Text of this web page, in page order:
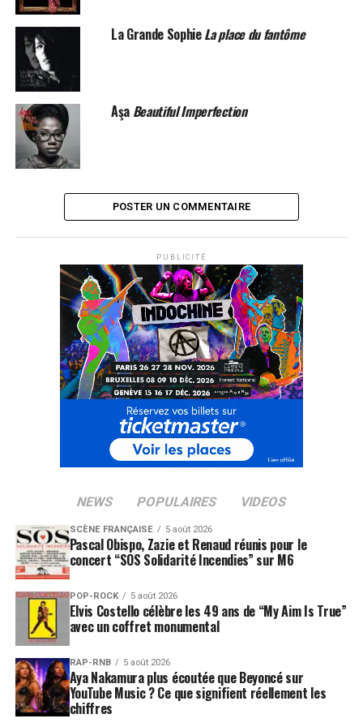
La Grande SophieLa place du fantôme
Aşa Beautiful Imperfection
POSTER UN COMMENTAIRE
PUBLICITÉ
NEWS POPULAIRES VIDEOS
SCÈNE FRANÇAISE 5 août 2026
Pascal Obispo, Zazie et Renaud réunis pour le
concert “SOS Solidarité Incendies” sur M6
POP-ROCK 5 août 2026
Elvis Costello célèbre les 49 ans de “My Aim Is True”
avec un coffret monumental
RAP-RNB 5 août 2026
Aya Nakamura plus écoutée que Beyoncé sur
YouTube Music ? Ce que signifient réellement les
chiffres